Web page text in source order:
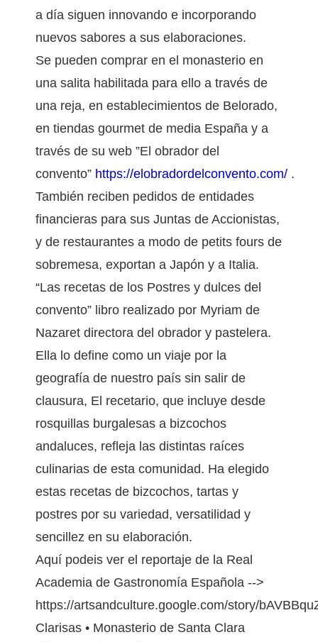
a día siguen innovando e incorporando
nuevos sabores a sus elaboraciones.
Se pueden comprar en el monasterio en
una salita habilitada para ello a través de
una reja, en establecimientos de Belorado,
en tiendas gourmet de media España y a
través de su web ”El obrador del
convento” https://elobradordelconvento.com/ .
También reciben pedidos de entidades
financieras para sus Juntas de Accionistas,
y de restaurantes a modo de petits fours de
sobremesa, exportan a Japón y a Italia.
“Las recetas de los Postres y dulces del
convento” libro realizado por Myriam de
Nazaret directora del obrador y pastelera.
Ella lo define como un viaje por la
geografía de nuestro país sin salir de
clausura, El recetario, que incluye desde
rosquillas burgalesas a bizcochos
andaluces, refleja las distintas raíces
culinarias de esta comunidad. Ha elegido
estas recetas de bizcochos, tartas y
postres por su variedad, versatilidad y
sencillez en su elaboración.
Aquí podeis ver el reportaje de la Real
Academia de Gastronomía Española -->
https://artsandculture.google.com/story/
Clarisas • Monasterio de Santa Clara